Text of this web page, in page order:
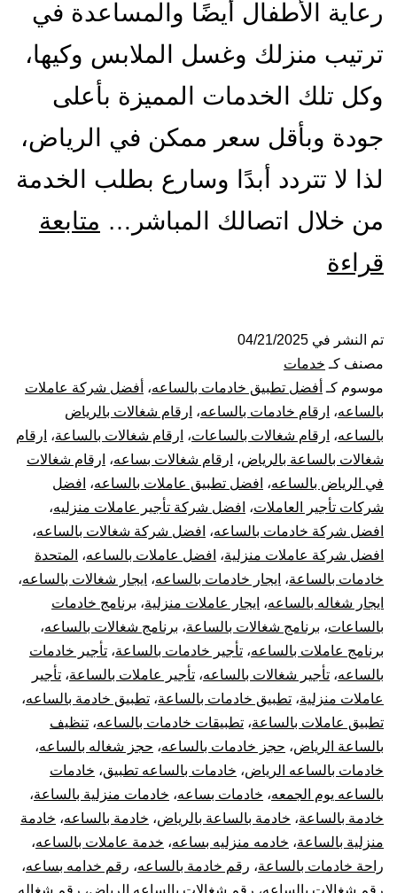
رعاية الأطفال أيضًا والمساعدة في
ترتيب منزلك وغسل الملابس وكيها،
وكل تلك الخدمات المميزة بأعلى
جودة وبأقل سعر ممكن في الرياض،
لذا لا تتردد أبدًا وسارع بطلب الخدمة
من خلال اتصالك المباشر… متابعة
قراءة
بالساعة
بالرياض
عاملات
بالساعة
في
الرياض
تم النشر في 04/21/2025
مصنف كـ خدمات
موسوم كـ أفضل تطبيق خادمات بالساعه، أفضل شركة عاملات
بالساعه، ارقام خادمات بالساعه، ارقام شغالات بالرياض
بالساعه، ارقام شغالات بالساعات، ارقام شغالات بالساعة، ارقام
شغالات بالساعة بالرياض، ارقام شغالات بساعه، ارقام شغالات
في الرياض بالساعه، افضل تطبيق عاملات بالساعه، افضل
شركات تأجير العاملات، افضل شركة تأجير عاملات منزليه،
افضل شركة خادمات بالساعه، افضل شركة شغالات بالساعه،
افضل شركة عاملات منزلية، افضل عاملات بالساعه، المتحدة
خادمات بالساعة، ايجار خادمات بالساعه، ايجار شغالات بالساعه،
ايجار شغاله بالساعه، ايجار عاملات منزلية، برنامج خادمات
بالساعات، برنامج شغالات بالساعة، برنامج شغالات بالساعه،
برنامج عاملات بالساعه، تأجير خادمات بالساعة، تأجير خادمات
بالساعه، تأجير شغالات بالساعه، تأجير عاملات بالساعة، تأجير
عاملات منزلية، تطبيق خادمات بالساعة، تطبيق خادمة بالساعه،
تطبيق عاملات بالساعة، تطبيقات خادمات بالساعه، تنظيف
بالساعة الرياض، حجز خادمات بالساعه، حجز شغاله بالساعه،
خادمات بالساعه الرياض، خادمات بالساعه تطبيق، خادمات
بالساعه يوم الجمعه، خادمات بساعه، خادمات منزلية بالساعة،
خادمة بالساعة، خادمة بالساعة بالرياض، خادمة بالساعه، خادمة
منزلية بالساعة، خادمه منزليه بساعه، خدمة عاملات بالساعه،
راحة خادمات بالساعة، رقم خادمة بالساعه، رقم خدامه بساعه،
رقم شغالات بالساعه، رقم شغالات بالساعه الرياض، رقم شغاله